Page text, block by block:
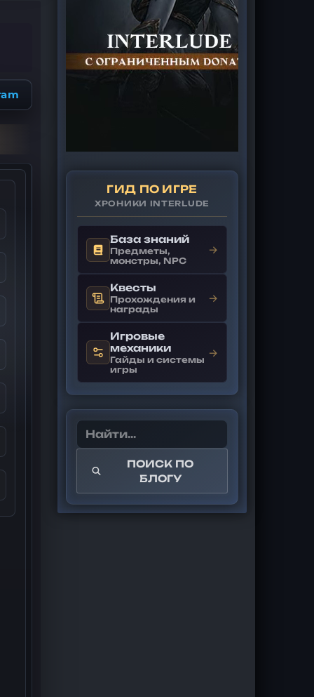
ГИД ПО ИГРЕ
ХРОНИКИ INTERLUDE
База знаний
Предметы,
монстры, NPC
→
Квесты
Прохождения и
награды
→
Игровые
механики
Гайды и системы
игры
→
ПОИСК ПО
БЛОГУ